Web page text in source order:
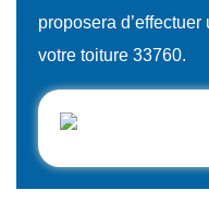
proposera
votre toiture 33760.